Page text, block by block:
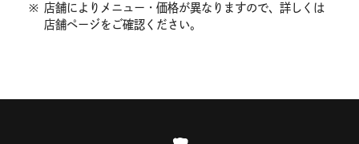
※ 店舗によりメニュー・価格が異なりますので、詳しくは
店舗ページをご確認ください。